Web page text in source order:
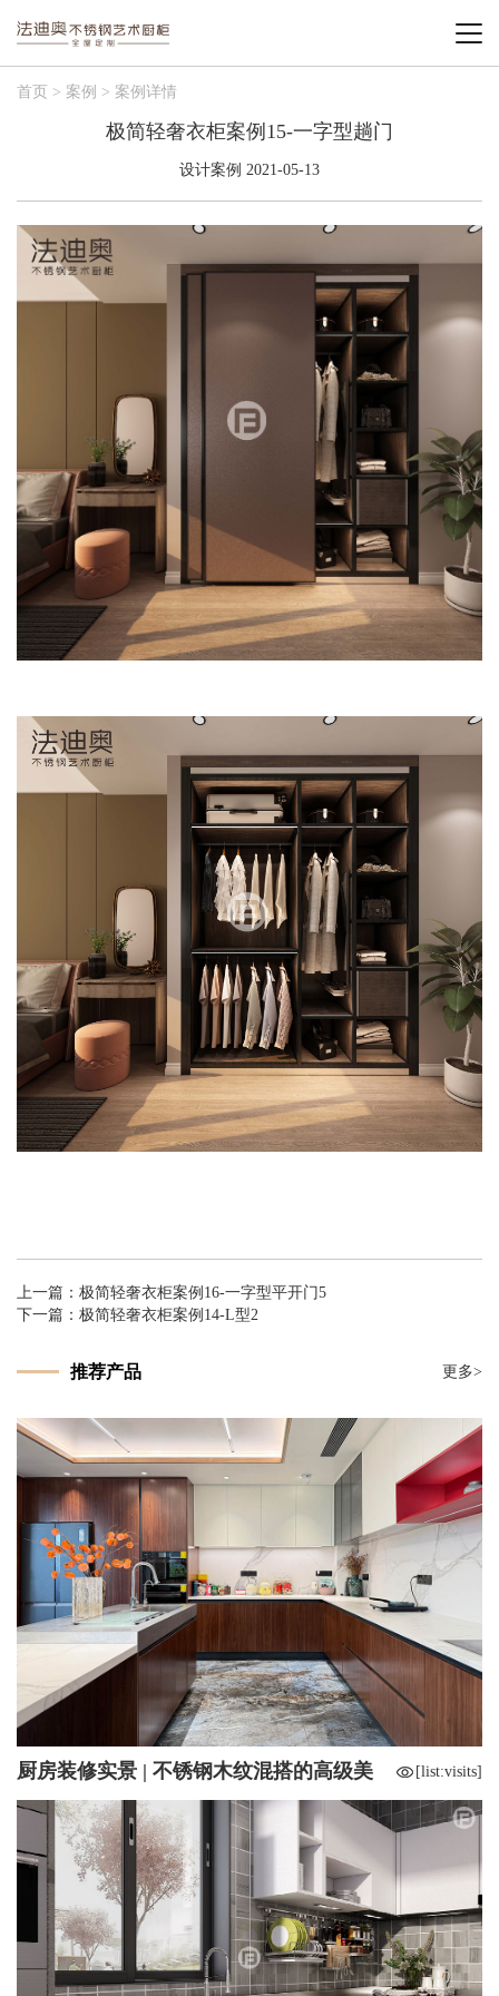
首页 > 案例 > 案例详情
极简轻奢衣柜案例15-一字型趟门
设计案例 2021-05-13
上一篇： 极简轻奢衣柜案例16-一字型平开门5
下一篇： 极简轻奢衣柜案例14-L型2
推荐产品 更多>
厨房装修实景 | 不锈钢木纹混搭的高级美 [list:visits]